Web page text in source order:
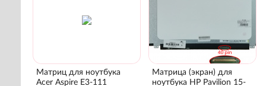
Матриц для ноутбука
Acer Aspire E3-111
Матрица (экран) для
ноутбука HP Pavilion 15-